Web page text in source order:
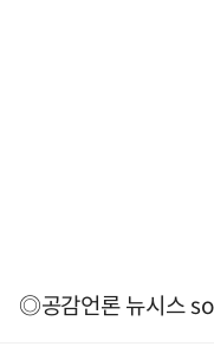
◎공감언론 뉴시스